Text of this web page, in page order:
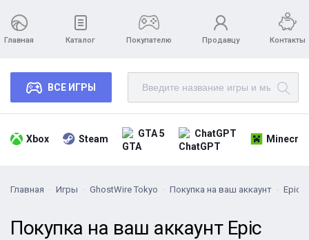
Главная Каталог Покупателю Продавцу Контакты
ВСЕ ИГРЫ
Xbox Steam GTA 5 ChatGPT
Главная Игры GhostWire Tokyo Покупка на ваш аккаунт Epic
Покупка на ваш аккаунт Epic